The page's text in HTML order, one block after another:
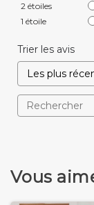
2 étoiles
1 étoile
Trier les avis
Vous